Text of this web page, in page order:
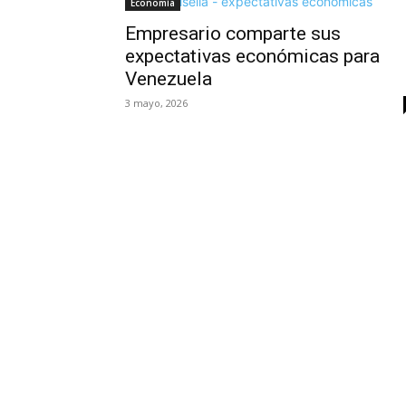
Economía
Empresario comparte sus
expectativas económicas para
Venezuela
3 mayo, 2026